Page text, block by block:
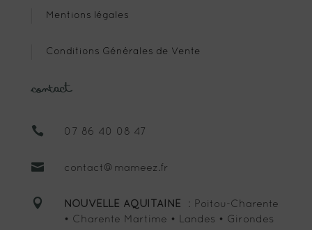
Mentions légales
Conditions Générales de Vente
Contact
 07 86 40 08 47
 contact@mameez.fr
 NOUVELLE AQUITAINE
: Poitou-Charente
• Charente Martime • Landes • Girondes